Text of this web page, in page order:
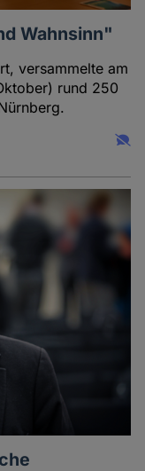
Wahnsinn"
versammelte am
rund 250